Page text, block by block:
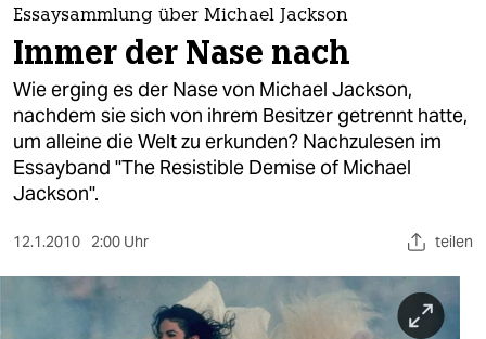
themen
politik
öko
gesellschaft
kultur
Essaysammlung über Michael Jackson
Immer der Nase nach
Wie erging es der Nase von Michael Jackson,
nachdem sie sich von ihrem Besitzer getrennt hatte,
um alleine die Welt zu erkunden? Nachzulesen im
Essayband "The Resistible Demise of Michael
Jackson".
12.1.2010 2:00 Uhr teilen